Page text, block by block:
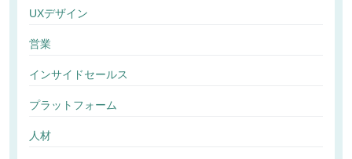
UXデザイン
営業
インサイドセールス
プラットフォーム
人材